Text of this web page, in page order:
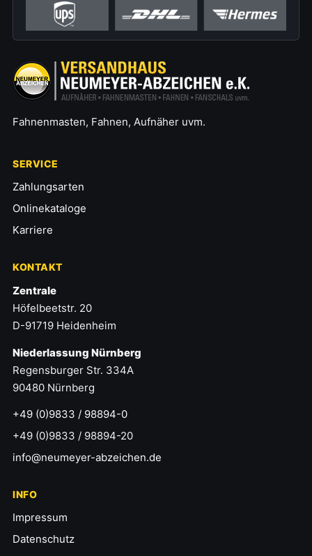
Fahnenmasten, Fahnen, Aufnäher uvm.
SERVICE
Zahlungsarten
Onlinekataloge
Karriere
KONTAKT
Zentrale
Höfelbeetstr. 20
D-91719 Heidenheim
Niederlassung Nürnberg
Regensburger Str. 334A
90480 Nürnberg
+49 (0)9833 / 98894-0
+49 (0)9833 / 98894-20
info@neumeyer-abzeichen.de
INFO
Impressum
Datenschutz